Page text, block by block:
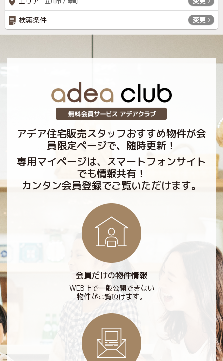
立川市 / 幸町
検索条件 変更
アデア住宅販売スタッフおすすめ物件が会
員限定ページで、随時更新！
専用マイページは、スマートフォンサイト
でも情報共有！
カンタン会員登録でご覧いただけます。
会員だけの物件情報
WEB上で一般公開できない
物件がご覧頂けます。